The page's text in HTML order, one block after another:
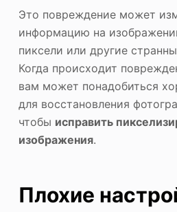
Это повреждение может
информацию на
пиксели или другие
Когда происходит
вам может понадобиться
для восстановления
чтобы исправить
изображения.
Плохие